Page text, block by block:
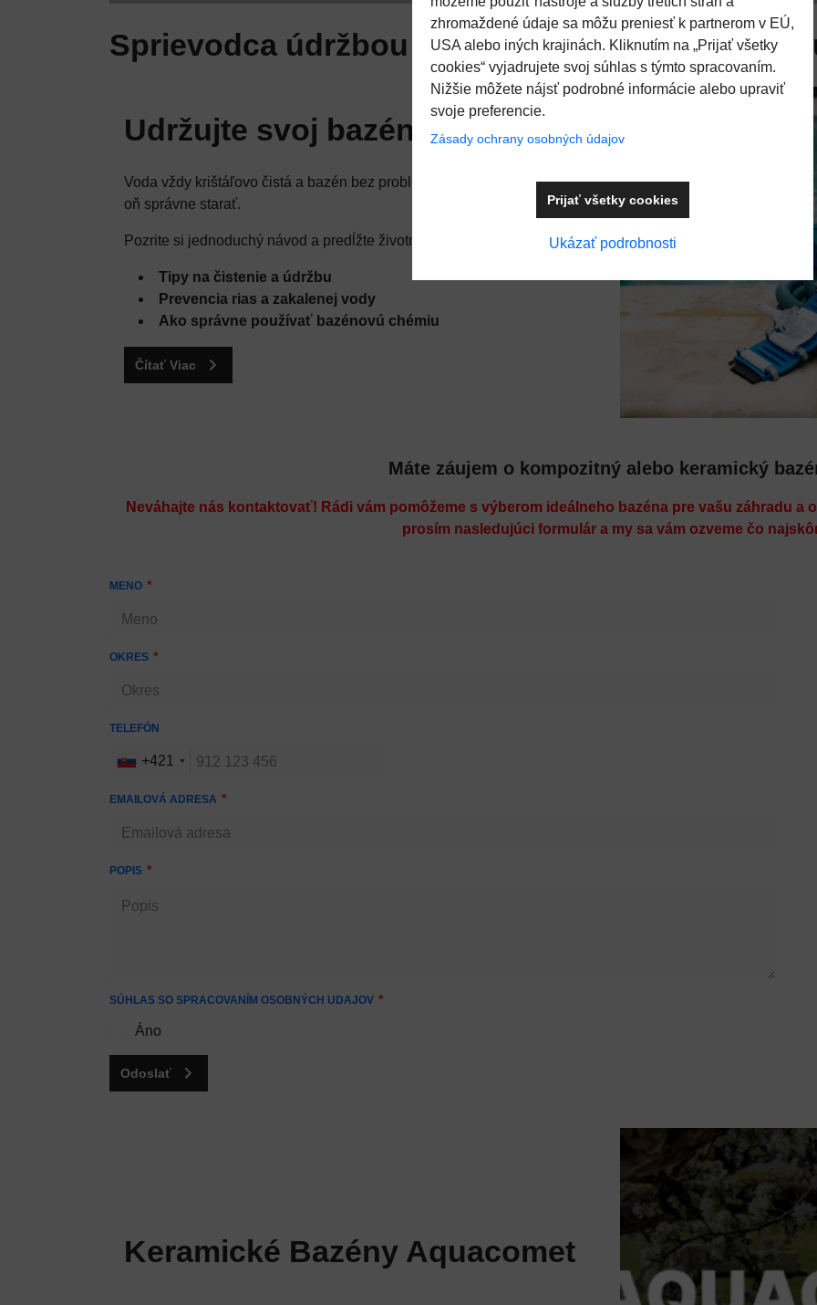
Sprievodca údržbou bazéna – všetko, čo
Udržujte svoj bazén v top stave!
Voda vždy krištáľovo čistá a bazén bez problémov – stačí vedieť, ako sa
oň správne starať.
Pozrite si jednoduchý návod a predĺžte životnosť vášho bazéna!
Tipy na čistenie a údržbu
Prevencia rias a zakalenej vody
Ako správne používať bazénovú chémiu
Čítať Viac
Máte záujem o kompozitný alebo keramický
Neváhajte nás kontaktovať! Rádi vám pomôžeme s výberom ideálneho bazéna pre vašu záhradu a
prosím nasledujúci formulár a my sa vám ozveme čo
MENO
OKRES
TELEFÓN
+421
EMAILOVÁ ADRESA
POPIS
SÚHLAS SO SPRACOVANÍM OSOBNÝCH UDAJOV
Áno
Odoslať
Keramické Bazény Aquacomet
zhromaždené údaje sa môžu preniesť k partnerom v EÚ,
USA alebo iných krajinách. Kliknutím na „Prijať všetky
cookies“ vyjadrujete svoj súhlas s týmto spracovaním.
Nižšie môžete nájsť podrobné informácie alebo upraviť
svoje preferencie.
Zásady ochrany osobných údajov
Ukázať podrobnosti
Prijať všetky cookies